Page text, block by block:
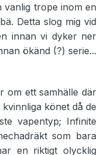
vanlig trope inom en
Detta slog mig vid
innan vi dyker ner
ökänd (?) serie...
om ett samhälle där
könet då de
vapentyp; Infinite
som bara
en riktigt olycklig